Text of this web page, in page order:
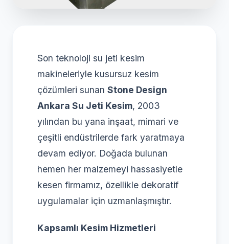
Son teknoloji su jeti kesim
makineleriyle kusursuz kesim
çözümleri sunan Stone Design
Ankara Su Jeti Kesim, 2003
yılından bu yana inşaat, mimari ve
çeşitli endüstrilerde fark yaratmaya
devam ediyor. Doğada bulunan
hemen her malzemeyi hassasiyetle
kesen firmamız, özellikle dekoratif
uygulamalar için uzmanlaşmıştır.
Kapsamlı Kesim Hizmetleri